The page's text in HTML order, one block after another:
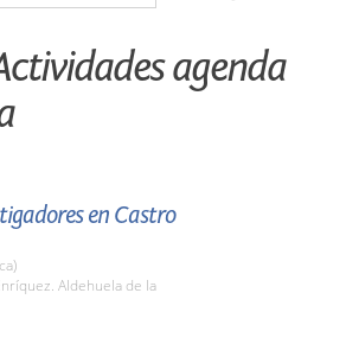
agenda
en Castro
Aldehuela de la